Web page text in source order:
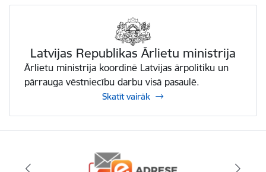
Latvijas Republikas Ārlietu ministrija
Ārlietu ministrija koordinē Latvijas ārpolitiku un
pārrauga vēstniecību darbu visā pasaulē.
Skatīt vairāk